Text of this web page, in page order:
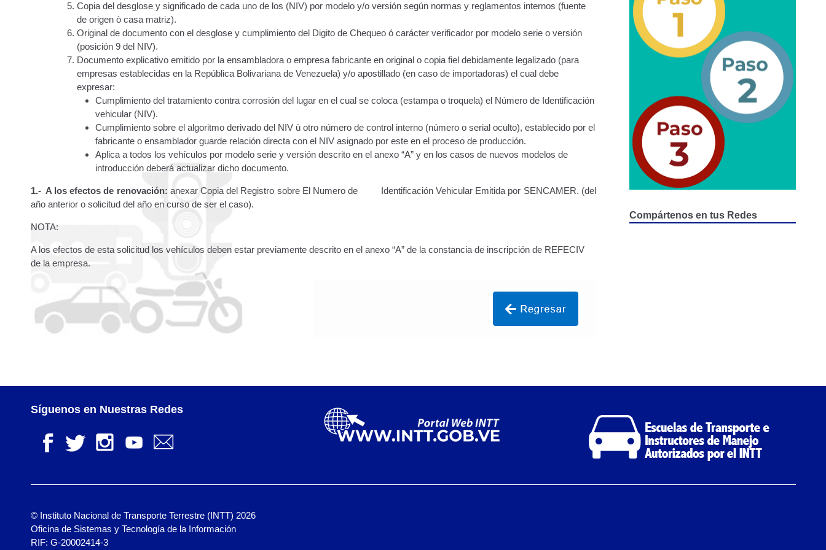
Traspasos y otros modos de Transferir la Propiedad del Vehículo – Servicio Frecuente Vehículo Vehículos Recuperados Depositados en Estacionamiento de Guarda y Custodia
Copia del desglose y significado de cada uno de los (NIV) por modelo y/o versión según normas y reglamentos internos (fuente
de origen ò casa matriz).
Original de documento con el desglose y cumplimiento del Digito de Chequeo ó carácter verificador por modelo serie o versión
(posición 9 del NIV).
Documento explicativo emitido por la ensambladora o empresa fabricante en original o copia fiel debidamente legalizado (para
empresas establecidas en la República Bolivariana de Venezuela) y/o apostillado (en caso de importadoras) el cual debe
expresar:
Cumplimiento del tratamiento contra corrosión del lugar en el cual se coloca (estampa o troquela) el Número de Identificación
vehicular (NIV).
Cumplimiento sobre el algoritmo derivado del NIV ù otro número de control interno (número o serial oculto), establecido por el
fabricante o ensamblador guarde relación directa con el NIV asignado por este en el proceso de producción.
Aplica a todos los vehículos por modelo serie y versión descrito en el anexo “A” y en los casos de nuevos modelos de
introducción deberá actualizar dicho documento.
1.- A los efectos de renovación: anexar Copia del Registro sobre El Numero de Identificación Vehicular Emitida por SENCAMER. (del
año anterior o solicitud del año en curso de ser el caso).
NOTA:
A los efectos de esta solicitud los vehículos deben estar previamente descrito en el anexo “A” de la constancia de inscripción de REFECIV
de la empresa.
Compártenos en tus Redes
Síguenos en Nuestras Redes
© Instituto Nacional de Transporte Terrestre (INTT) 2026
Oficina de Sistemas y Tecnología de la Información
RIF: G-20002414-3